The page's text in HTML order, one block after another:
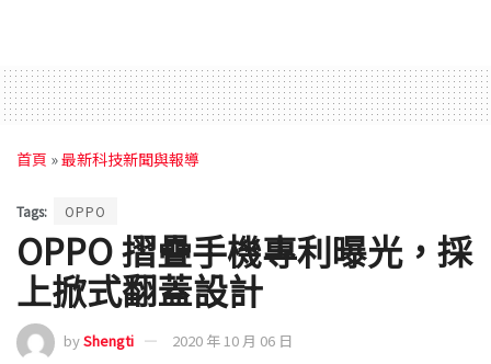
首頁 »最新科技新聞與報導
Tags: OPPO
OPPO 摺疊手機專利曝光，採
上掀式翻蓋設計
byShengti 2020 年 10 月 06 日